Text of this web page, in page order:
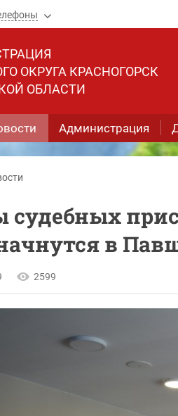
ОКРУГА КРАСНОГОРСК
ОБЛАСТИ
Администрация
судебных
в
2599